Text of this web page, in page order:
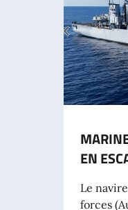
EN
Le
forces